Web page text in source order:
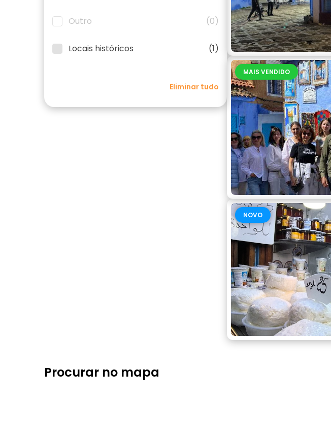
Outro (0)
Locais históricos (1)
Eliminar tudo
MAIS VENDIDO
NOVO
Procurar no mapa